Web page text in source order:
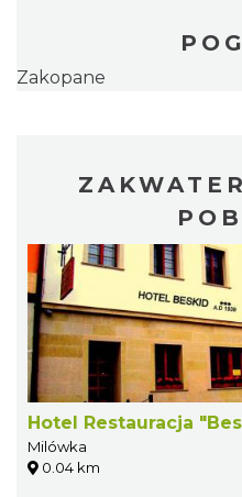
Zakopane
Hotel Restauracja
Milówka
0.04 km